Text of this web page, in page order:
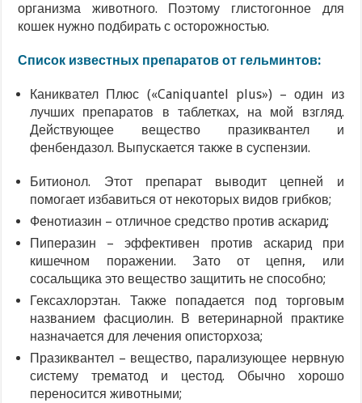
организма животного. Поэтому глистогонное для
кошек нужно подбирать с осторожностью.
Список известных препаратов от гельминтов:
Каниквател Плюс («Caniquantel plus») – один из
лучших препаратов в таблетках, на мой взгляд.
Действующее вещество празиквантел и
фенбендазол. Выпускается также в суспензии.
Битионол. Этот препарат выводит цепней и
помогает избавиться от некоторых видов грибков;
Фенотиазин – отличное средство против аскарид;
Пиперазин – эффективен против аскарид при
кишечном поражении. Зато от цепня, или
сосальщика это вещество защитить не способно;
Гексахлорэтан. Также попадается под торговым
названием фасциолин. В ветеринарной практике
назначается для лечения описторхоза;
Празиквантел – вещество, парализующее нервную
систему трематод и цестод. Обычно хорошо
переносится животными;